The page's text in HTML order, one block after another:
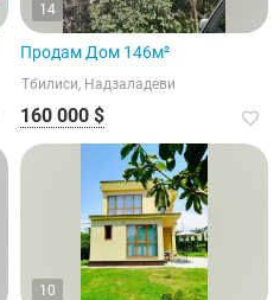
14
Продам Дом 146м²
Тбилиси, Надзаладеви
160 000 $
10